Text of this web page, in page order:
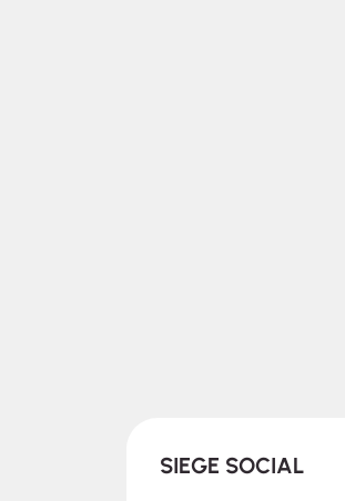
SIEGE SOCIAL